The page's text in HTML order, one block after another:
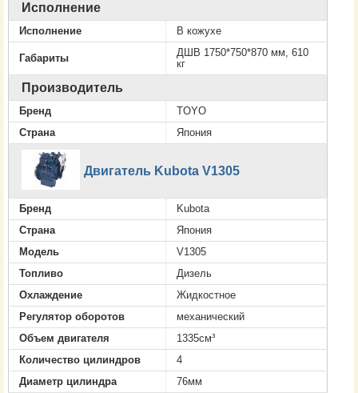
Исполнение
Исполнение В кожухе
Габариты
ДШВ 1750*750*870 мм, 610
кг
Производитель
Бренд
TOYO
Страна
Япония
Двигатель Kubota V1305
Бренд
Kubota
Страна
Япония
Модель
V1305
Топливо
Дизель
Охлаждение
Жидкостное
Регулятор оборотов
механический
Объем двигателя
1335см³
Количество цилиндров
4
Диаметр цилиндра
76мм